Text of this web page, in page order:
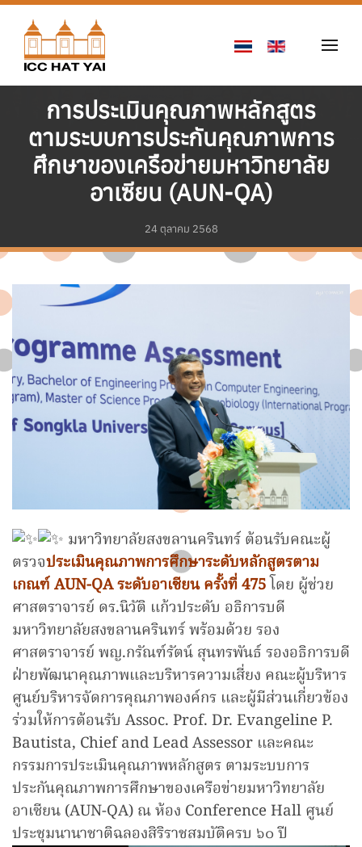
Skip to main content
การประเมินคุณภาพหลักสูตร
ตามระบบการประกันคุณภาพการ
ศึกษาของเครือข่ายมหาวิทยาลัย
อาเซียน (AUN-QA)
24 ตุลาคม 2568
มหาวิทยาลัยสงขลานครินทร์ ต้อนรับคณะผู้
ตรวจประเมินคุณภาพการศึกษาระดับหลักสูตรตาม
เกณฑ์ AUN-QA ระดับอาเซียน ครั้งที่ 475โดย ผู้ช่วย
ศาสตราจารย์ ดร.นิวัติ แก้วประดับ อธิการบดี
มหาวิทยาลัยสงขลานครินทร์ พร้อมด้วย รอง
ศาสตราจารย์ พญ.กรัณฑ์รัตน์ สุนทรพันธ์ รองอธิการบดี
ฝ่ายพัฒนาคุณภาพและบริหารความเสี่ยง คณะผู้บริหาร
ศูนย์บริหารจัดการคุณภาพองค์กร และผู้มีส่วนเกี่ยวข้อง
ร่วมให้การต้อนรับ Assoc. Prof. Dr. Evangeline P.
Bautista, Chief and Lead Assessor และคณะ
กรรมการประเมินคุณภาพหลักสูตร ตามระบบการ
ประกันคุณภาพการศึกษาของเครือข่ายมหาวิทยาลัย
อาเซียน (AUN-QA) ณ ห้อง Conference Hall ศูนย์
ประชุมนานาชาติฉลองสิริราชสมบัติครบ ๖๐ ปี